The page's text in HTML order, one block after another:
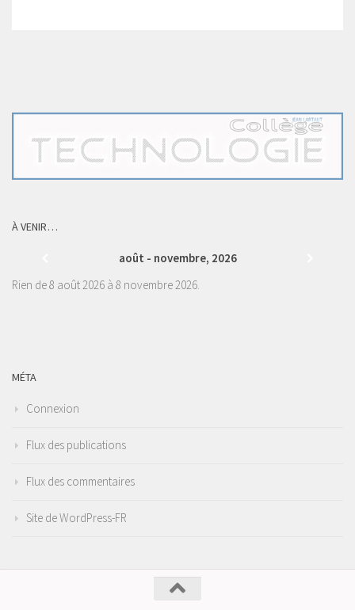
À VENIR…
août - novembre, 2026
Rien de 8 août 2026 à 8 novembre 2026.
MÉTA
Connexion
Flux des publications
Flux des commentaires
Site de WordPress-FR